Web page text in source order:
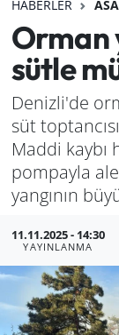
HABERLER
Orman
sütle
Denizli'de
süt
Maddi kaybı
pompayla
yangının
11.11.2025 - 14:30
YAYINLANMA
Genel
Haber
Izmir
Kütahya
Politika
Son
Haber